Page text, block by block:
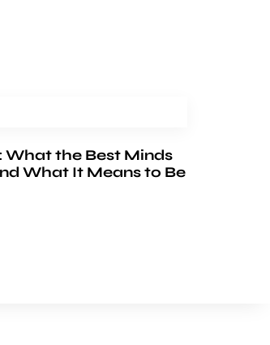
What the Best Minds
What It Means to Be